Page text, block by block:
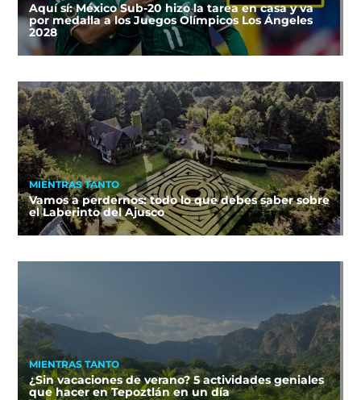
Aquí sí: México Sub-20 hizo la tarea en casa y va
por medalla a los Juegos Olímpicos Los Ángeles
2028
MIENTRAS TANTO
Vamos a perdernos: todo lo que debes saber sobre
el Laberinto del Ajusco
MIENTRAS TANTO
¿Sin vacaciones de verano? 5 actividades geniales
que hacer en Tepoztlán en un día